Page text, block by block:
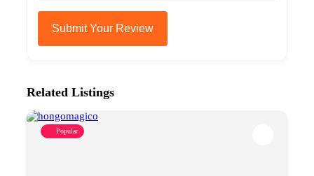
Submit Your Review
Related Listings
Popular